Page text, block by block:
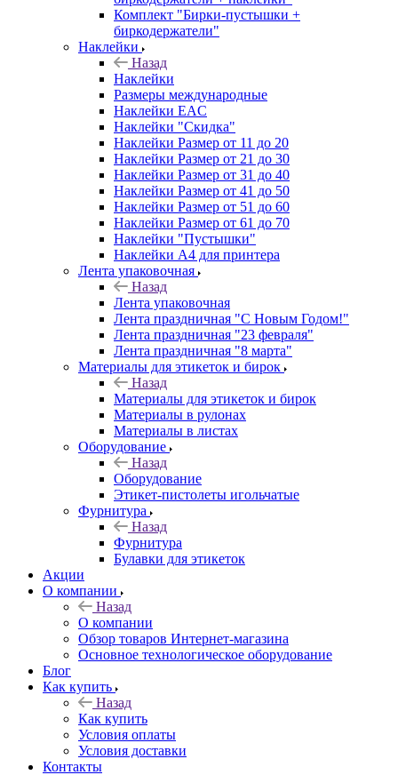
Комплект "Бирки-пустышки +
биркодержатели"
Наклейки
Назад
Наклейки
Размеры международные
Наклейки EAC
Наклейки "Скидка"
Наклейки Размер от 11 до 20
Наклейки Размер от 21 до 30
Наклейки Размер от 31 до 40
Наклейки Размер от 41 до 50
Наклейки Размер от 51 до 60
Наклейки Размер от 61 до 70
Наклейки "Пустышки"
Наклейки А4 для принтера
Лента упаковочная
Назад
Лента упаковочная
Лента праздничная "С Новым Годом!"
Лента праздничная "23 февраля"
Лента праздничная "8 марта"
Материалы для этикеток и бирок
Назад
Материалы для этикеток и бирок
Материалы в рулонах
Материалы в листах
Оборудование
Назад
Оборудование
Этикет-пистолеты игольчатые
Фурнитура
Назад
Фурнитура
Булавки для этикеток
Акции
О компании
Назад
О компании
Обзор товаров Интернет-магазина
Основное технологическое оборудование
Блог
Как купить
Назад
Как купить
Условия оплаты
Условия доставки
Контакты